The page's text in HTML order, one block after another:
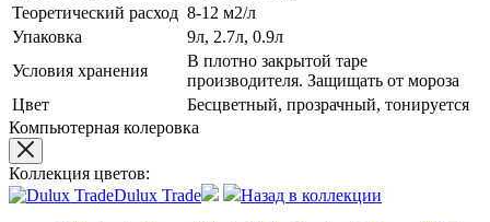
Теоретический расход 8-12 м2/л
Упаковка
9л, 2.7л, 0.9л
Условия хранения
В плотно закрытой таре
производителя. Защищать от мороза
Цвет
Бесцветный, прозрачный, тонируется
Компьютерная колеровка
Коллекция цветов:
Dulux Trade
Назад в коллекции